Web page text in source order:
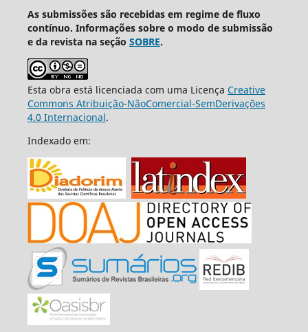
As submissões são recebidas em regime de fluxo
contínuo. Informações sobre o modo de submissão
e da revista na seção SOBRE.
Esta obra está licenciada com uma Licença Creative
Commons Atribuição-NãoComercial-SemDerivações
4.0 Internacional.
Indexado em: